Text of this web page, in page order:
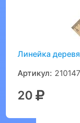
Линейка
Артикул: 210147
20